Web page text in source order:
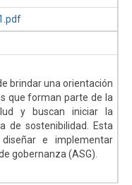
brindar una orientación
que forman parte de la
y buscan iniciar la
de sostenibilidad. Esta
e implementar
gobernanza (ASG).